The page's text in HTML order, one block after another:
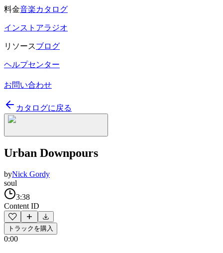
料金音楽カタログ
インストアラジオ
リソースブログ
ヘルプセンター
お問い合わせ
カタログに戻る
Urban Downpours
byNick Gordy
soul
3:38
Content ID
トラックを購入
0:00